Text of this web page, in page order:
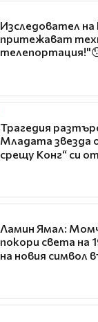
Изследовател
притежават
Трагедия
Младата звезда
срещу Конг“ си
Ламин Ямал:
покори света на
на новия символ